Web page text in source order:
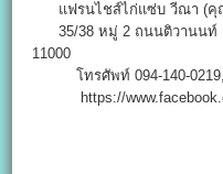
แฟรนไชส์ไก่แซ่บ วีณา (คุณ
35/38 หมู่ 2 ถนนติวานนท์ ต
11000
โทรศัพท์ 094-140-0219,
https://